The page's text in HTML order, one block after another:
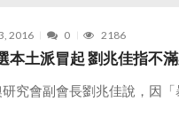
2016 0 2186
本土派冒起 劉兆佳指不
究會副會長劉兆佳說，因